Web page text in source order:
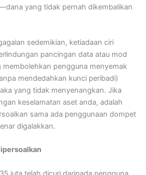
yang tidak pernah dikembalikan
sedemikian, ketiadaan ciri
pancingan data atau mod
membolehkan pengguna menyemak
mendedahkan kunci peribadi)
yang tidak menyenangkan. Jika
keselamatan aset anda, adalah
sama ada penggunaan dompet
digalakkan.